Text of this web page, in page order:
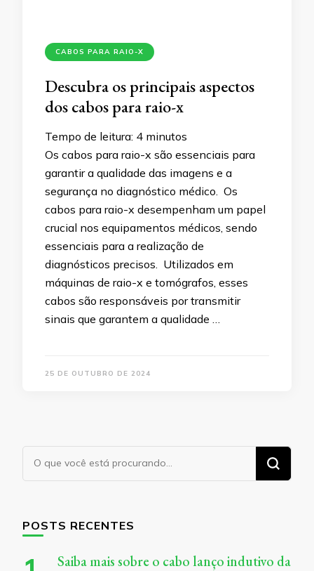
CABOS PARA RAIO-X
Descubra os principais aspectos
dos cabos para raio-x
Tempo de leitura: 4 minutos
Os cabos para raio-x são essenciais para
garantir a qualidade das imagens e a
segurança no diagnóstico médico. Os
cabos para raio-x desempenham um papel
crucial nos equipamentos médicos, sendo
essenciais para a realização de
diagnósticos precisos. Utilizados em
máquinas de raio-x e tomógrafos, esses
cabos são responsáveis por transmitir
sinais que garantem a qualidade …
25 DE OUTUBRO DE 2024
Procurando
algo?
POSTS RECENTES
Saiba mais sobre o cabo lanço indutivo da